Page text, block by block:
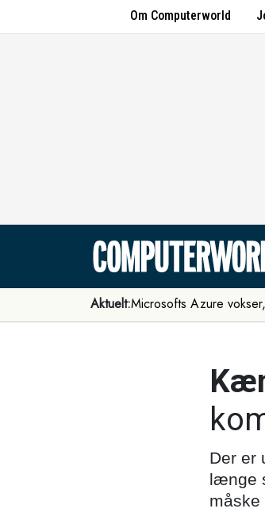
Om Computerworld
Aktuelt:Microsofts Azure
Der er
længe
måske